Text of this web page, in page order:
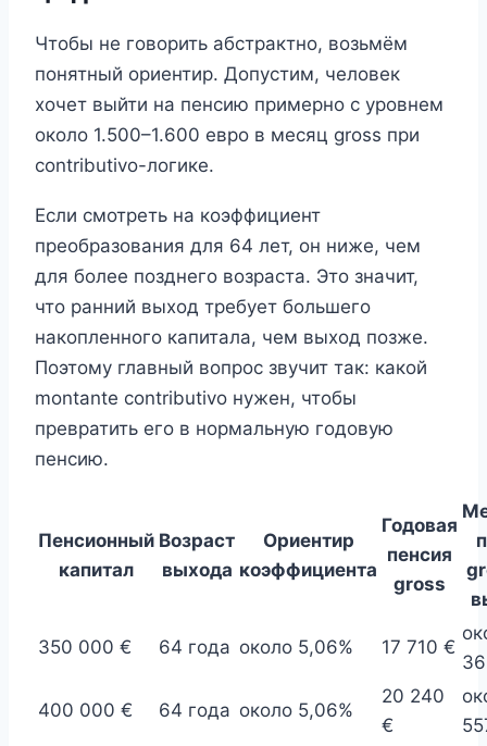
Чтобы не говорить абстрактно, возьмём
понятный ориентир. Допустим, человек
хочет выйти на пенсию примерно с уровнем
около 1.500–1.600 евро в месяц gross при
contributivo-логике.
Если смотреть на коэффициент
преобразования для 64 лет, он ниже, чем
для более позднего возраста. Это значит,
что ранний выход требует большего
накопленного капитала, чем выход позже.
Поэтому главный вопрос звучит так: какой
montante contributivo нужен, чтобы
превратить его в нормальную годовую
пенсию.
Пенсионный
капитал
Возраст
выхода
Ориентир
коэффициента
Годовая
пенсия
gross
350 000 € 64 года около 5,06% 17 710 €
400 000 € 64 года около 5,06%
20 240
€